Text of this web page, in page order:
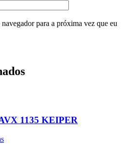
navegador para a próxima vez que eu
1135 KEIPER